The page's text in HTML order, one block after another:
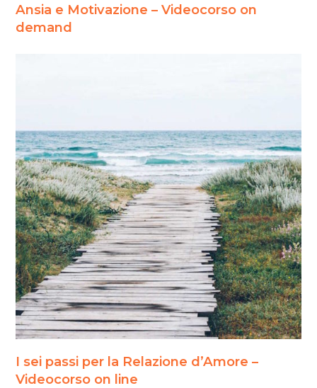
Ansia e Motivazione – Videocorso on
demand
I sei passi per la Relazione d’Amore –
Videocorso on line